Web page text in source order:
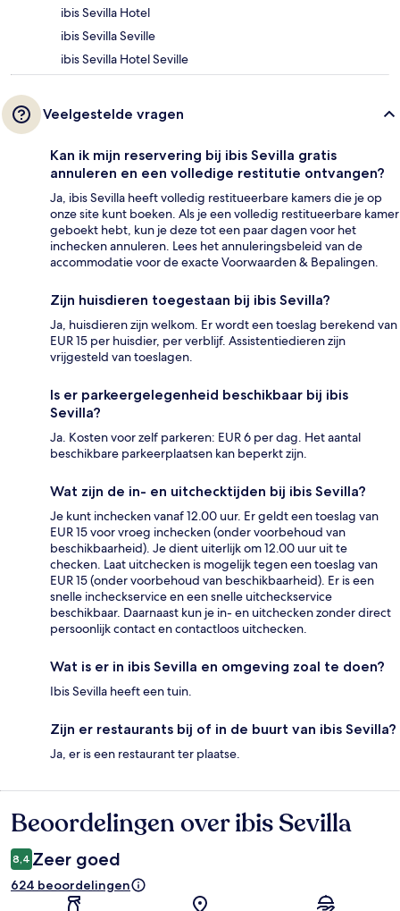
ibis Sevilla Hotel
ibis Sevilla Seville
ibis Sevilla Hotel Seville
Veelgestelde vragen
Kan ik mijn reservering bij ibis Sevilla gratis
annuleren en een volledige restitutie ontvangen?
Ja, ibis Sevilla heeft volledig restitueerbare kamers die je op
onze site kunt boeken. Als je een volledig restitueerbare kamer
geboekt hebt, kun je deze tot een paar dagen voor het
inchecken annuleren. Lees het annuleringsbeleid van de
accommodatie voor de exacte Voorwaarden & Bepalingen.
Zijn huisdieren toegestaan bij ibis Sevilla?
Ja, huisdieren zijn welkom. Er wordt een toeslag berekend van
EUR 15 per huisdier, per verblijf. Assistentiedieren zijn
vrijgesteld van toeslagen.
Is er parkeergelegenheid beschikbaar bij ibis
Sevilla?
Ja. Kosten voor zelf parkeren: EUR 6 per dag. Het aantal
beschikbare parkeerplaatsen kan beperkt zijn.
Wat zijn de in- en uitchecktijden bij ibis Sevilla?
Je kunt inchecken vanaf 12.00 uur. Er geldt een toeslag van
EUR 15 voor vroeg inchecken (onder voorbehoud van
beschikbaarheid). Je dient uiterlijk om 12.00 uur uit te
checken. Laat uitchecken is mogelijk tegen een toeslag van
EUR 15 (onder voorbehoud van beschikbaarheid). Er is een
snelle incheckservice en een snelle uitcheckservice
beschikbaar. Daarnaast kun je in- en uitchecken zonder direct
persoonlijk contact en contactloos uitchecken.
Wat is er in ibis Sevilla en omgeving zoal te doen?
Ibis Sevilla heeft een tuin.
Zijn er restaurants bij of in de buurt van ibis Sevilla?
Ja, er is een restaurant ter plaatse.
Beoordelingen
Beoordelingen over ibis Sevilla
8,4 Zeer goed
624 beoordelingen